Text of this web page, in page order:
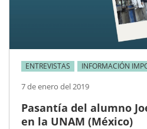
ENTREVISTAS INFORMACIÓN
7 de enero del 2019
Pasantía del alumno
en la UNAM (México)